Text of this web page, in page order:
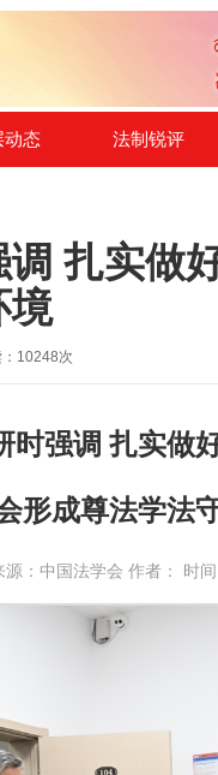
动态 法制锐评
扎实做
境
：10248次
时强调 扎实做
形成尊法学法
：中国法学会 作者： 时间